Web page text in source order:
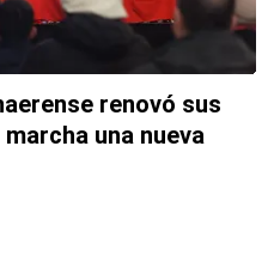
renovó sus
una nueva